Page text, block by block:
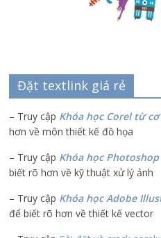
Đặt textlink giá rẻ
– Truy cập Khóa học Corel từ
hơn về môn thiết kế đồ họa
– Truy cập Khóa học
biết rõ hơn về kỹ thuật xử lý ảnh
– Truy cập Khóa học Adobe
để biết rõ hơn về thiết kế vector